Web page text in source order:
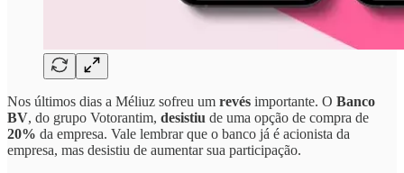
Nos últimos dias a Méliuz sofreu um revés importante. O Banco
BV, do grupo Votorantim, desistiu de uma opção de compra de
20% da empresa. Vale lembrar que o banco já é acionista da
empresa, mas desistiu de aumentar sua participação.